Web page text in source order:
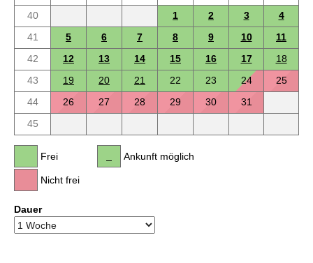
40
1 2 3
4
41
5 6 7 8 9 10
11
42
12 13 14 15 16 17
18
43
19 20 21 22 23 24
25
44
26 27 28 29 30
31
45
Frei
Nicht frei
Ankunft möglich
Dauer